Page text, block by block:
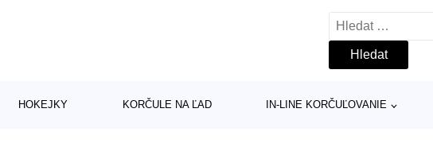
Vyhledávání
HOKEJKY KORČULE NA ĽAD IN-LINE KORČUĽOVANIE